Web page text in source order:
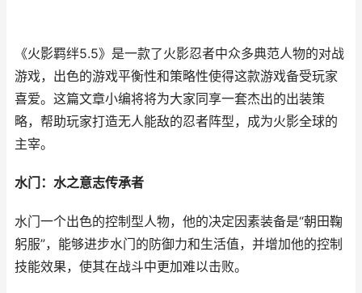
《火影羁绊5.5》是一款了火影忍者中众多典范人物的对战
游戏，出色的游戏平衡性和策略性使得这款游戏备受玩家
喜爱。这篇文章小编将将为大家同享一套杰出的出装策
略，帮助玩家打造无人能敌的忍者阵型，成为火影全球的
主宰。
水门：水之意志传承者
水门一个出色的控制型人物，他的决定因素装备是“朝田鞠
躬服”，能够进步水门的防御力和生活值，并增加他的控制
技能效果，使其在战斗中更加难以击败。